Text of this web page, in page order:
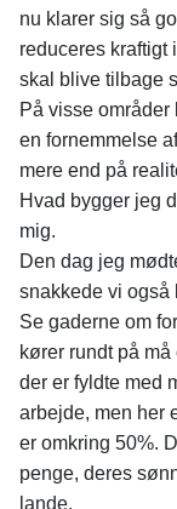
nu klarer sig så
reduceres kraftigt
skal blive tilbage
På visse
en fornemmelse
mere end på
Hvad bygger jeg
mig.
Den dag jeg
snakkede vi også
Se gaderne om
kører rundt på
der er fyldte med
arbejde, men her
er omkring 50%.
penge, deres
lande.